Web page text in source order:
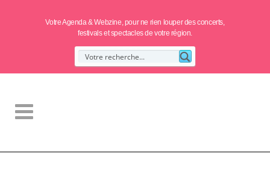
Votre Agenda & Webzine, pour ne rien louper des concerts,
festivals et spectacles de votre région.